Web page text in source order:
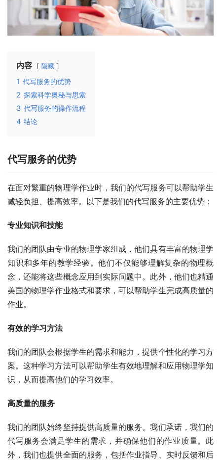
内容 隐藏
1 代写服务的优势
2 探索科学奥秘与思索
3 代写服务的操作流程
4 结论
代写服务的优势
在面对繁重的物理学作业时，我们的代写服务可以帮助学生
减轻负担、提高效率。以下是我们的代写服务的主要优势：
专业知识和技能
我们的团队由专业的物理学家组成，他们具有丰富的物理学
知识和多年的教学经验。他们不仅能够理解复杂的物理概
念，还能将这些概念应用到实际问题中。此外，他们也精通
美国的物理学作业格式和要求，可以帮助学生完成高质量的
作业。
有效的学习方法
我们的团队会根据学生的需求和能力，提供个性化的学习方
案。这种学习方法可以帮助学生有效地理解和应用物理学知
识，从而提高他们的学习效率。
高质量的服务
我们的团队始终坚持提供高质量的服务。我们承诺，我们的
代写服务会满足学生的需求，并确保他们的作业质量。此
外，我们也提供全面的服务，包括作业指导、实时反馈和后